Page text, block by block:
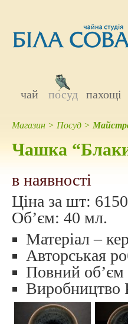
чай посуд пахощі
Магазин > Посуд >
Чашка
в наявності
Ціна за шт:
Об’єм: 40 мл.
Матеріал –
Авторcькая
Повний
Виробництво